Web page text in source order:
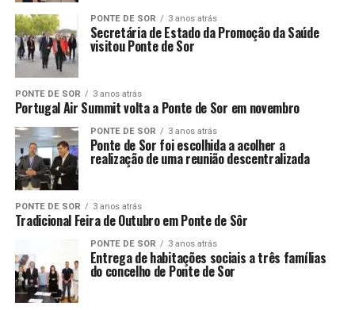
PONTE DE SOR 3 anos atrás
Secretária de Estado da Promoção da Saúde
visitou Ponte de Sor
PONTE DE SOR 3 anos atrás
Portugal Air Summit volta a Ponte de Sor em novembro
PONTE DE SOR 3 anos atrás
Ponte de Sor foi escolhida a acolher a
realização de uma reunião descentralizada
PONTE DE SOR 3 anos atrás
Tradicional Feira de Outubro em Ponte de Sôr
PONTE DE SOR 3 anos atrás
Entrega de habitações sociais a três famílias
do concelho de Ponte de Sor